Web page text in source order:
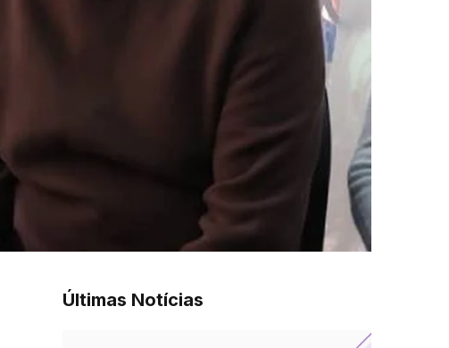
Últimas Notícias